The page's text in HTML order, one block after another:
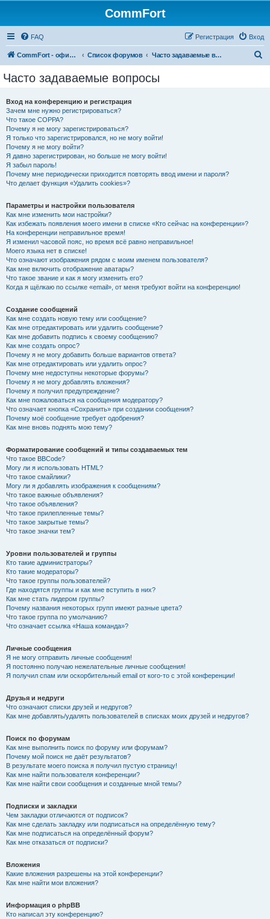
CommFort
FAQ Вход
Регистрация
CommFort - официальный сайт Список форумов Часто задаваемые вопросы
Часто задаваемые вопросы
Вход на конференцию и регистрация
Зачем мне нужно регистрироваться?
Что такое COPPA?
Почему я не могу зарегистрироваться?
Я только что зарегистрировался, но не могу войти!
Почему я не могу войти?
Я давно зарегистрирован, но больше не могу войти!
Я забыл пароль!
Почему мне периодически приходится повторять ввод имени и пароля?
Что делает функция «Удалить cookies»?
Параметры и настройки пользователя
Как мне изменить мои настройки?
Как избежать появления моего имени в списке «Кто сейчас на конференции»?
На конференции неправильное время!
Я изменил часовой пояс, но время всё равно неправильное!
Моего языка нет в списке!
Что означают изображения рядом с моим именем пользователя?
Как мне включить отображение аватары?
Что такое звание и как я могу изменить его?
Когда я щёлкаю по ссылке «email», от меня требуют войти на конференцию!
Создание сообщений
Как мне создать новую тему или сообщение?
Как мне отредактировать или удалить сообщение?
Как мне добавить подпись к своему сообщению?
Как мне создать опрос?
Почему я не могу добавить больше вариантов ответа?
Как мне отредактировать или удалить опрос?
Почему мне недоступны некоторые форумы?
Почему я не могу добавлять вложения?
Почему я получил предупреждение?
Как мне пожаловаться на сообщения модератору?
Что означает кнопка «Сохранить» при создании сообщения?
Почему моё сообщение требует одобрения?
Как мне вновь поднять мою тему?
Форматирование сообщений и типы создаваемых тем
Что такое BBCode?
Могу ли я использовать HTML?
Что такое смайлики?
Могу ли я добавлять изображения к сообщениям?
Что такое важные объявления?
Что такое объявления?
Что такое прилепленные темы?
Что такое закрытые темы?
Что такое значки тем?
Уровни пользователей и группы
Кто такие администраторы?
Кто такие модераторы?
Что такое группы пользователей?
Где находятся группы и как мне вступить в них?
Как мне стать лидером группы?
Почему названия некоторых групп имеют разные цвета?
Что такое группа по умолчанию?
Что означает ссылка «Наша команда»?
Личные сообщения
Я не могу отправить личные сообщения!
Я постоянно получаю нежелательные личные сообщения!
Я получил спам или оскорбительный email от кого-то с этой конференции!
Друзья и недруги
Что означают списки друзей и недругов?
Как мне добавлять/удалять пользователей в списках моих друзей и недругов?
Поиск по форумам
Как мне выполнить поиск по форуму или форумам?
Почему мой поиск не даёт результатов?
В результате моего поиска я получил пустую страницу!
Как мне найти пользователя конференции?
Как мне найти свои сообщения и созданные мной темы?
Подписки и закладки
Чем закладки отличаются от подписок?
Как мне сделать закладку или подписаться на определённую тему?
Как мне подписаться на определённый форум?
Как мне отказаться от подписки?
Вложения
Какие вложения разрешены на этой конференции?
Как мне найти мои вложения?
Информация о phpBB
Кто написал эту конференцию?